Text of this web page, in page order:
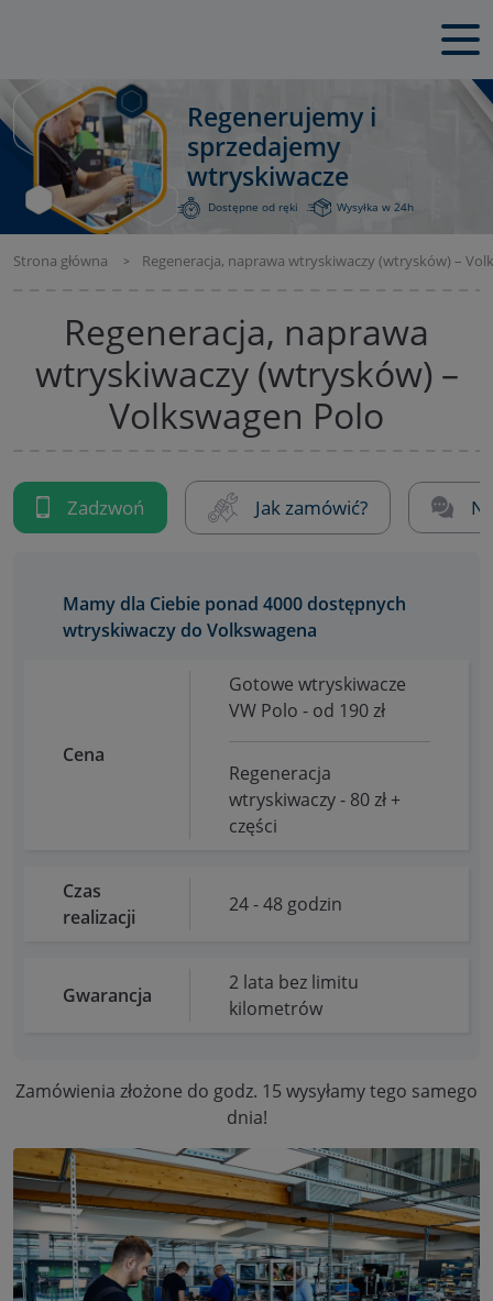
Regenerujemy i
sprzedajemy
wtryskiwacze
Dostępne od ręki Wysyłka w 24h
Strona główna Regeneracja, naprawa wtryskiwaczy (wtrysków) –
Regeneracja, naprawa
wtryskiwaczy (wtrysków) –
Volkswagen Polo
Zadzwoń Jak zamówić?
Mamy dla Ciebie ponad 4000 dostępnych
wtryskiwaczy do Volkswagena
Cena
Gotowe wtryskiwacze
VW Polo - od 190 zł
Regeneracja
wtryskiwaczy - 80 zł +
części
Czas
realizacji
24 - 48 godzin
Gwarancja
2 lata bez limitu
kilometrów
Zamówienia złożone do godz. 15 wysyłamy tego samego
dnia!